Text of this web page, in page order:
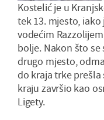
Kostelić je u
tek 13. mjesto, iako
vodećim
bolje. Nakon što
drugo mjesto,
do kraja trke prešla
kraju završio kao
Ligety.